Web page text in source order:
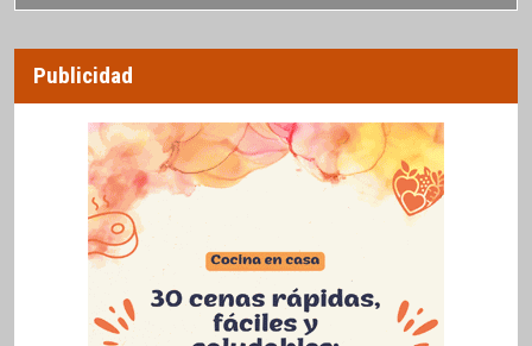
Publicidad